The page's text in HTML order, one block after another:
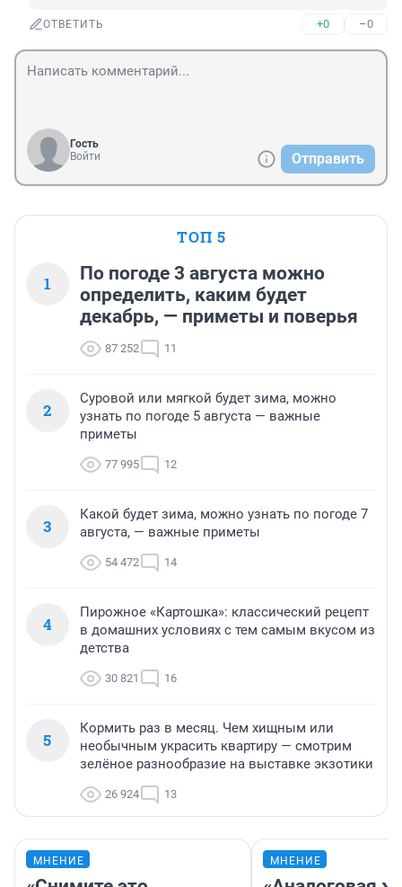
ОТВЕТИТЬ +0 –0
Гость
Войти
Отправить
ТОП 5
1
По погоде 3 августа можно
определить, каким будет
декабрь, — приметы и поверья
87 252 11
2
Суровой или мягкой будет зима, можно
узнать по погоде 5 августа — важные
приметы
77 995 12
3
Какой будет зима, можно узнать по погоде 7
августа, — важные приметы
54 472 14
4
Пирожное «Картошка»: классический рецепт
в домашних условиях с тем самым вкусом из
детства
30 821 16
5
Кормить раз в месяц. Чем хищным или
необычным украсить квартиру — смотрим
зелёное разнообразие на выставке экзотики
26 924 13
МНЕНИЕ МНЕНИЕ